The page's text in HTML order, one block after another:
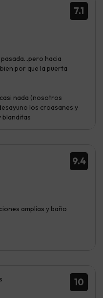
7.1
hacia
por que la puerta
nada (nosotros
los croasanes y
blanditas
9.4
amplias y baño
10